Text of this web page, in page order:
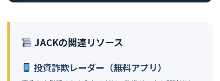
JACKの関連リソース
投資詐欺レーダー（無料アプリ）